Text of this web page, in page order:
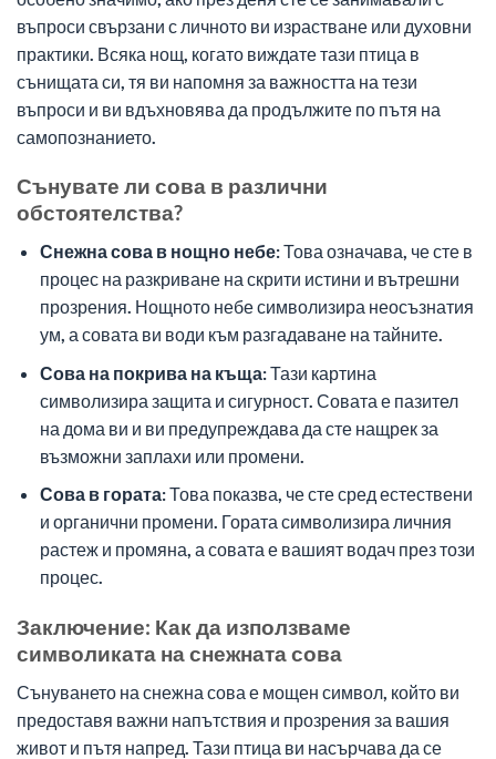
въпроси свързани с личното ви израстване или духовни
практики. Всяка нощ, когато виждате тази птица в
сънищата си, тя ви напомня за важността на тези
въпроси и ви вдъхновява да продължите по пътя на
самопознанието.
Сънувате ли сова в различни
обстоятелства?
Снежна сова в нощно небе:Това означава, че сте в
процес на разкриване на скрити истини и вътрешни
прозрения. Нощното небе символизира неосъзнатия
ум, а совата ви води към разгадаване на тайните.
Сова на покрива на къща:Тази картина
символизира защита и сигурност. Совата е пазител
на дома ви и ви предупреждава да сте нащрек за
възможни заплахи или промени.
Сова в гората:Това показва, че сте сред естествени
и органични промени. Гората символизира личния
растеж и промяна, а совата е вашият водач през този
процес.
Заключение: Как да използваме
символиката на снежната сова
Сънуването на снежна сова е мощен символ, който ви
предоставя важни напътствия и прозрения за вашия
живот и пътя напред. Тази птица ви насърчава да се